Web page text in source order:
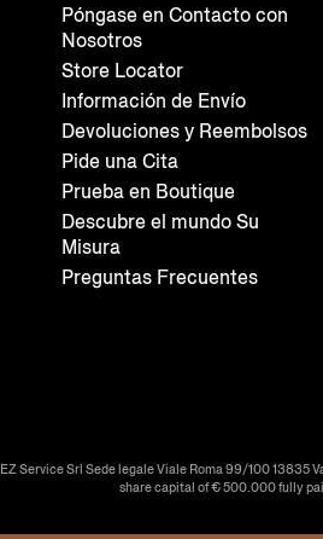
Póngase en Contacto con
Nosotros
Store Locator
Información de Envío
Devoluciones y Reembolsos
Pide una Cita
Prueba en Boutique
Descubre el mundo Su
Misura
Preguntas Frecuentes
EZ Service Srl Sede legale Viale Roma 99/100 13835
share capital of € 500.000 fully